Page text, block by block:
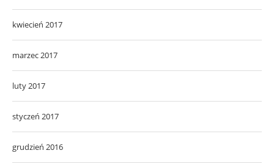
kwiecień 2017
marzec 2017
luty 2017
styczeń 2017
grudzień 2016